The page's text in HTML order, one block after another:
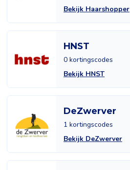
Bekijk Haarshopper
HNST
0 kortingscodes
Bekijk HNST
DeZwerver
1 kortingscodes
Bekijk DeZwerver